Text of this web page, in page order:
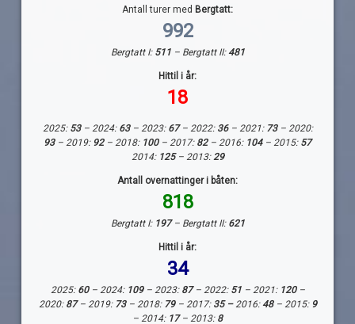
Antall turer med Bergtatt:
992
Bergtatt I: 511 – Bergtatt II:481
Hittil i år:
18
2025: 53– 2024:63– 2023: 67– 2022: 36– 2021: 73– 2020:
93– 2019: 92– 2018: 100 – 2017: 82– 2016: 104– 2015: 57
2014: 125– 2013:29
Antall overnattinger i båten:
818
Bergtatt I: 197– Bergtatt II: 621
Hittil i år:
34
2025: 60– 2024: 109– 2023: 87– 2022: 51– 2021: 120–
2020: 87– 2019: 73– 2018: 79– 2017: 35 –2016:48– 2015: 9
– 2014: 17– 2013: 8